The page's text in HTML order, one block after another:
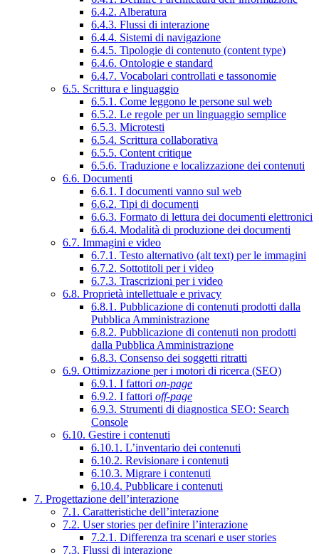
6.4.2. Alberatura
6.4.3. Flussi di interazione
6.4.4. Sistemi di navigazione
6.4.5. Tipologie di contenuto (content type)
6.4.6. Ontologie e standard
6.4.7. Vocabolari controllati e tassonomie
6.5. Scrittura e linguaggio
6.5.1. Come leggono le persone sul web
6.5.2. Le regole per un linguaggio semplice
6.5.3. Microtesti
6.5.4. Scrittura collaborativa
6.5.5. Content critique
6.5.6. Traduzione e localizzazione dei contenuti
6.6. Documenti
6.6.1. I documenti vanno sul web
6.6.2. Tipi di documenti
6.6.3. Formato di lettura dei documenti elettronici
6.6.4. Modalità di produzione dei documenti
6.7. Immagini e video
6.7.1. Testo alternativo (alt text) per le immagini
6.7.2. Sottotitoli per i video
6.7.3. Trascrizioni per i video
6.8. Proprietà intellettuale e privacy
6.8.1. Pubblicazione di contenuti prodotti dalla
Pubblica Amministrazione
6.8.2. Pubblicazione di contenuti non prodotti
dalla Pubblica Amministrazione
6.8.3. Consenso dei soggetti ritratti
6.9. Ottimizzazione per i motori di ricerca (SEO)
6.9.1. I fattori on-page
6.9.2. I fattori off-page
6.9.3. Strumenti di diagnostica SEO: Search
Console
6.10. Gestire i contenuti
6.10.1. L’inventario dei contenuti
6.10.2. Revisionare i contenuti
6.10.3. Migrare i contenuti
6.10.4. Pubblicare i contenuti
7. Progettazione dell’interazione
7.1. Caratteristiche dell’interazione
7.2. User stories per definire l’interazione
7.2.1. Differenza tra scenari e user stories
7.3. Flussi di interazione